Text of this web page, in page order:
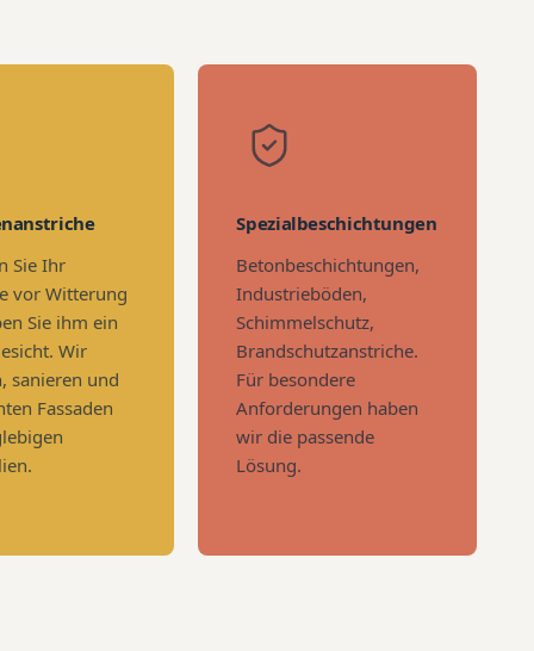
Sie Ihr
vor Witterung
Sie ihm ein
Wir
sanieren und
Fassaden
Spezialbeschichtungen
Betonbeschichtungen,
Industrieböden,
Schimmelschutz,
Brandschutzanstriche.
Für besondere
Anforderungen haben
wir die passende
Lösung.